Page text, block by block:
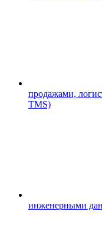
продажами,
TMS)
инженерными